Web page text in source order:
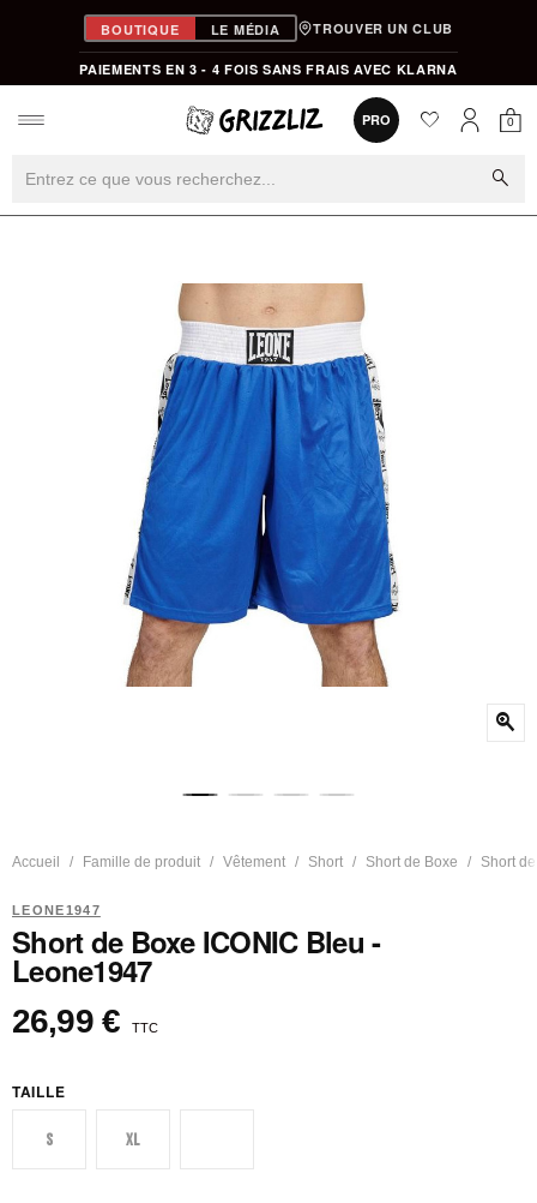
BOUTIQUE LE MÉDIA TROUVER UN CLUB
PAIEMENTS EN 3 - 4 FOIS SANS FRAIS AVEC KLARNA
PRO favorite0
0
search
zoom_in
Accueil Famille de produit Vêtement Short Short de Boxe Short
LEONE1947
Short de Boxe ICONIC Bleu -
Leone1947
26,99 € TTC
TAILLE
S XL